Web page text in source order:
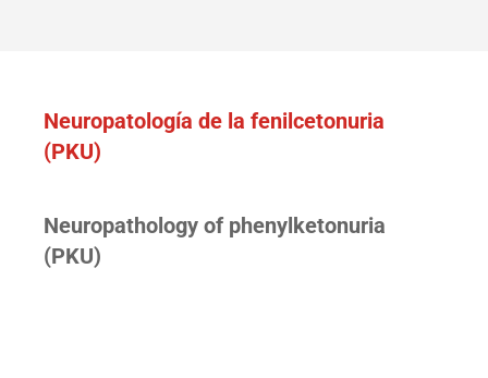
Neuropatología de la fenilcetonuria
(PKU)
Neuropathology of phenylketonuria
(PKU)